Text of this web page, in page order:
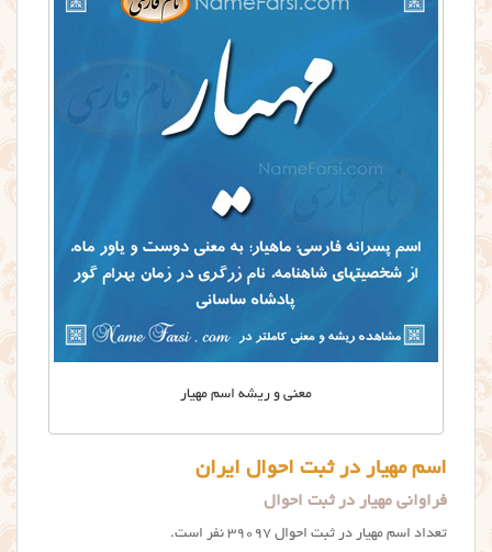
معنی و ریشه اسم مهیار
اسم مهیار در ثبت احوال ایران
فراوانی مهیار در ثبت احوال
تعداد اسم مهیار در ثبت احوال ۳۹۰۹۷ نفر است.